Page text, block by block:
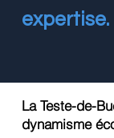
expertise.
La Teste-de-
dynamisme